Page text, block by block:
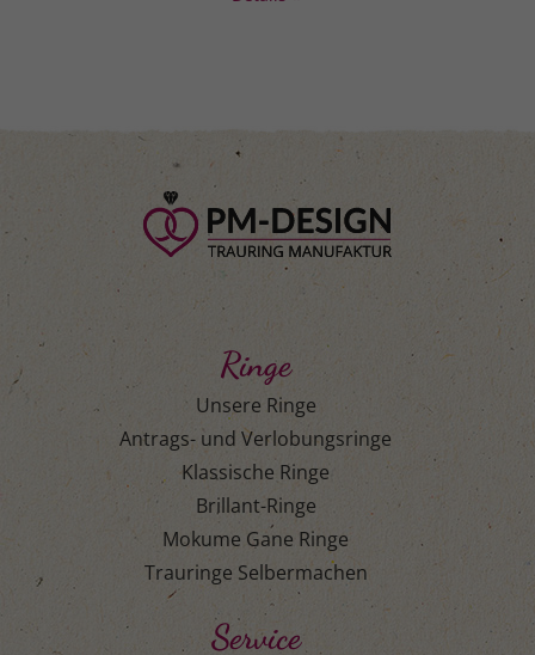
Ringe
Unsere Ringe
Antrags- und Verlobungsringe
Klassische Ringe
Brillant-Ringe
Mokume Gane Ringe
Trauringe Selbermachen
Service